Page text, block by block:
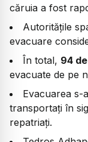
Cei 14
au ajuns la
pleacă spre
A început
spanioli vor
căruia a fost
Autoritățile
evacuare
În total, 94
evacuate de pe
Evacuarea s-
transportați în
repatriați.